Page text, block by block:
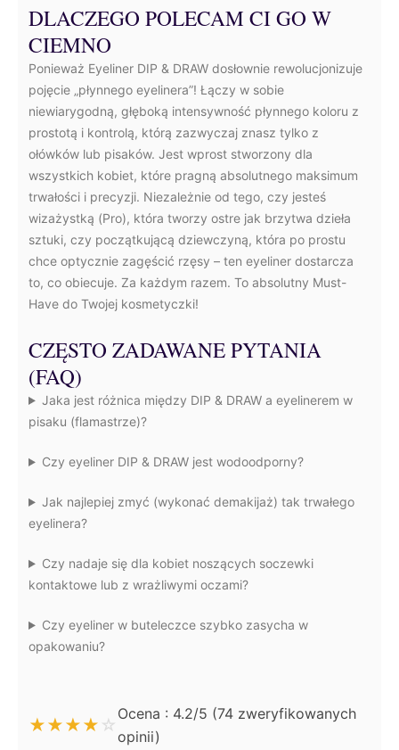
DLACZEGO POLECAM CI GO W
CIEMNO
Ponieważ Eyeliner DIP & DRAW dosłownie rewolucjonizuje
pojęcie „płynnego eyelinera”! Łączy w sobie
niewiarygodną, głęboką intensywność płynnego koloru z
prostotą i kontrolą, którą zazwyczaj znasz tylko z
ołówków lub pisaków. Jest wprost stworzony dla
wszystkich kobiet, które pragną absolutnego maksimum
trwałości i precyzji. Niezależnie od tego, czy jesteś
wizażystką (Pro), która tworzy ostre jak brzytwa dzieła
sztuki, czy początkującą dziewczyną, która po prostu
chce optycznie zagęścić rzęsy – ten eyeliner dostarcza
to, co obiecuje. Za każdym razem. To absolutny Must-
Have do Twojej kosmetyczki!
CZĘSTO ZADAWANE PYTANIA
(FAQ)
Jaka jest różnica między DIP & DRAW a eyelinerem w
pisaku (flamastrze)?
Czy eyeliner DIP & DRAW jest wodoodporny?
Jak najlepiej zmyć (wykonać demakijaż) tak trwałego
eyelinera?
Czy nadaje się dla kobiet noszących soczewki
kontaktowe lub z wrażliwymi oczami?
Czy eyeliner w buteleczce szybko zasycha w
opakowaniu?
★★★★ ☆
Ocena : 4.2/5 (74 zweryfikowanych
opinii)